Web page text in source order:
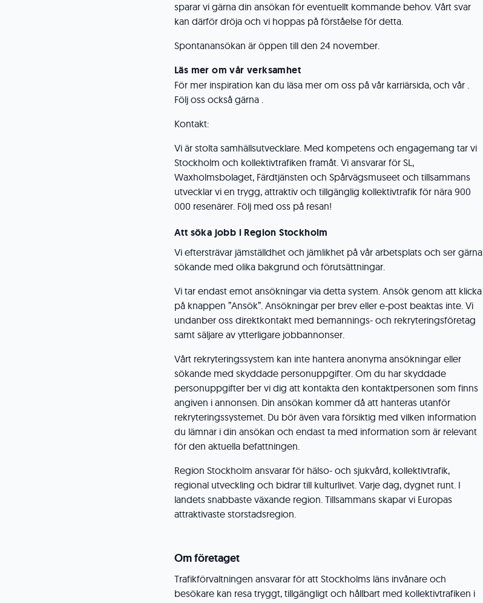
sparar vi gärna din ansökan för eventuellt kommande behov. Vårt svar
kan därför dröja och vi hoppas på förståelse för detta.
Spontanansökan är öppen till den 24 november.
Läs mer om vår verksamhet
För mer inspiration kan du läsa mer om oss på vår karriärsida, och vår .
Följ oss också gärna .
Kontakt:
Vi är stolta samhällsutvecklare. Med kompetens och engagemang tar vi
Stockholm och kollektivtrafiken framåt. Vi ansvarar för SL,
Waxholmsbolaget, Färdtjänsten och Spårvägsmuseet och tillsammans
utvecklar vi en trygg, attraktiv och tillgänglig kollektivtrafik för nära 900
000 resenärer. Följ med oss på resan!
Att söka jobb i Region Stockholm
Vi eftersträvar jämställdhet och jämlikhet på vår arbetsplats och ser gärna
sökande med olika bakgrund och förutsättningar.
Vi tar endast emot ansökningar via detta system. Ansök genom att klicka
på knappen ”Ansök”. Ansökningar per brev eller e-post beaktas inte. Vi
undanber oss direktkontakt med bemannings- och rekryteringsföretag
samt säljare av ytterligare jobbannonser.
Vårt rekryteringssystem kan inte hantera anonyma ansökningar eller
sökande med skyddade personuppgifter. Om du har skyddade
personuppgifter ber vi dig att kontakta den kontaktpersonen som finns
angiven i annonsen. Din ansökan kommer då att hanteras utanför
rekryteringssystemet. Du bör även vara försiktig med vilken information
du lämnar i din ansökan och endast ta med information som är relevant
för den aktuella befattningen.
Region Stockholm ansvarar för hälso- och sjukvård, kollektivtrafik,
regional utveckling och bidrar till kulturlivet. Varje dag, dygnet runt. I
landets snabbaste växande region. Tillsammans skapar vi Europas
attraktivaste storstadsregion.
Om företaget
Trafikförvaltningen ansvarar för att Stockholms läns invånare och
besökare kan resa tryggt, tillgängligt och hållbart med kollektivtrafiken i